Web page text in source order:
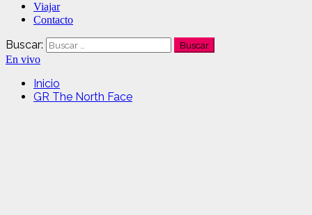
Viajar
Contacto
Buscar:
En vivo
Inicio
GR The North Face